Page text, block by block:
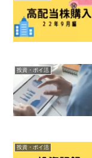
投資・ポイ活
投資・ポイ活